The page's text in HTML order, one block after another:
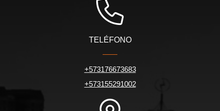
TELÉFONO
+573176673683
+573155291002